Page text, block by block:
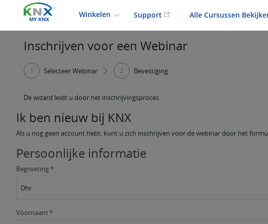
MY KNX
Winkelen Support Alle Cursussen
Inschrijven voor een Webinar
1 Selecteer Webinar 2 Bevestiging
De wizard leidt u door het inschrijvingsproces
Ik ben nieuw bij KNX
Als u nog geen account hebt, kunt u zich inschrijven voor de webinar door het
Persoonlijke informatie
Begroeting *
Dhr.
Voornaam *